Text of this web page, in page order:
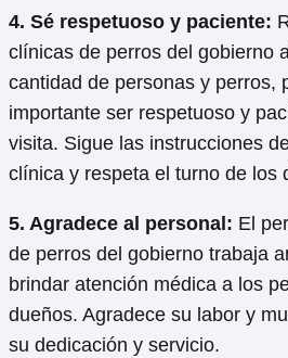
4. Sé respetuoso y paciente:
clínicas de perros del gobierno
cantidad de personas y perros,
importante ser respetuoso y
visita. Sigue las instrucciones
clínica y respeta el turno de los
5. Agradece al personal: El
de perros del gobierno trabaja
brindar atención médica a los
dueños. Agradece su labor y
su dedicación y servicio.